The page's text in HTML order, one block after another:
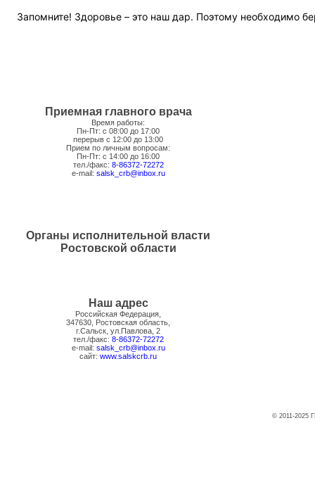
Запомните! Здоровье – это наш дар. Поэтому необходимо
Приемная главного врача
Время работы:
Пн-Пт: с 08:00 до 17:00
перерыв с 12:00 до 13:00
Прием по личным вопросам:
Пн-Пт: с 14:00 до 16:00
тел./факс: 8-86372-72272
e-mail: salsk_crb@inbox.ru
Органы исполнительной власти
Ростовской области
Наш адрес
Российская Федерация,
347630, Ростовская область,
г.Сальск, ул.Павлова, 2
тел./факс: 8-86372-72272
e-mail: salsk_crb@inbox.ru
сайт: www.salskcrb.ru
© 2011-2025